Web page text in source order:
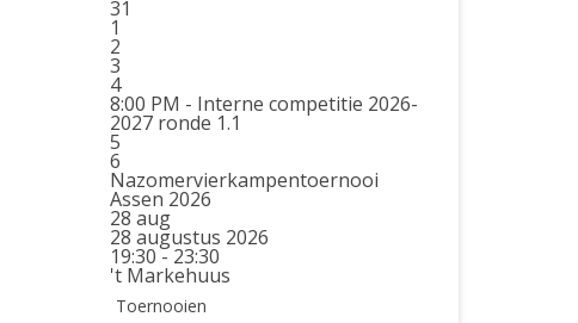
31
1
2
3
4
8:00 PM - Interne competitie 2026-
2027 ronde 1.1
5
6
Nazomervierkampentoernooi
Assen 2026
28 aug
28 augustus 2026
19:30 - 23:30
't Markehuus
Toernooien